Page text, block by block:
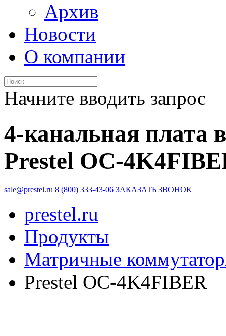
Архив
Новости
О компании
Начните вводить запрос
4-канальная плата
Prestel OC-
sale@prestel.ru 8 (800) 333-43-06 ЗАКАЗАТЬ ЗВОНОК
prestel.ru
Продукты
Матричные
Prestel OC-4K4FIBER